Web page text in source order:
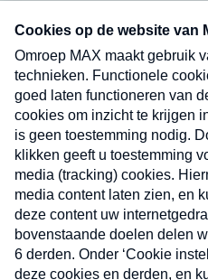
Neem hier een gratis
nieuwsbrief. Elke vrijdag-
uw mailbox.
Nieuwsbrief